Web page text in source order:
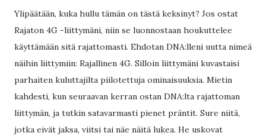
Ylipäätään, kuka hullu tämän on tästä keksinyt? Jos ostat
Rajaton 4G -liittymäni, niin se luonnostaan houkuttelee
käyttämään sitä rajattomasti. Ehdotan DNA:lleni uutta nimeä
näihin liittymiin: Rajallinen 4G. Silloin liittymäni kuvastaisi
parhaiten kuluttajilta piilotettuja ominaisuuksia. Mietin
kahdesti, kun seuraavan kerran ostan DNA:lta rajattoman
liittymän, ja tutkin satavarmasti pienet präntit. Sure niitä,
jotka eivät jaksa, viitsi tai näe näitä lukea. He uskovat